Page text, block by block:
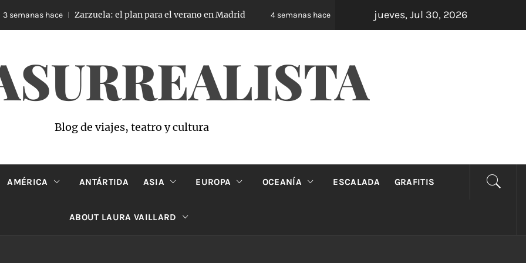
hace Zarzuela: el plan para el verano en Madrid 4 semanas hace Oveja Negra: el unipersonal que se ríe de los
jueves, Jul 30, 2026
Blog de viajes, teatro y cultura
AMÉRICA ANTÁRTIDA ASIA EUROPA OCEANÍA ESCALADA GRAFITIS
ABOUT LAURA VAILLARD